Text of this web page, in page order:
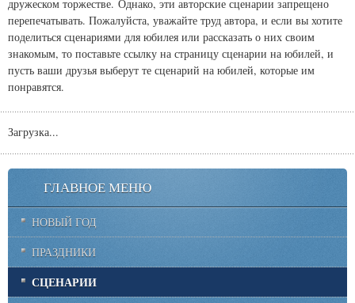
дружеском торжестве. Однако, эти авторские сценарии запрещено
перепечатывать. Пожалуйста, уважайте труд автора, и если вы хотите
поделиться сценариями для юбилея или рассказать о них своим
знакомым, то поставьте ссылку на страницу сценарии на юбилей, и
пусть ваши друзья выберут те сценарий на юбилей, которые им
понравятся.
Загрузка...
ГЛАВНОЕ МЕНЮ
НОВЫЙ ГОД
ПРАЗДНИКИ
СЦЕНАРИИ